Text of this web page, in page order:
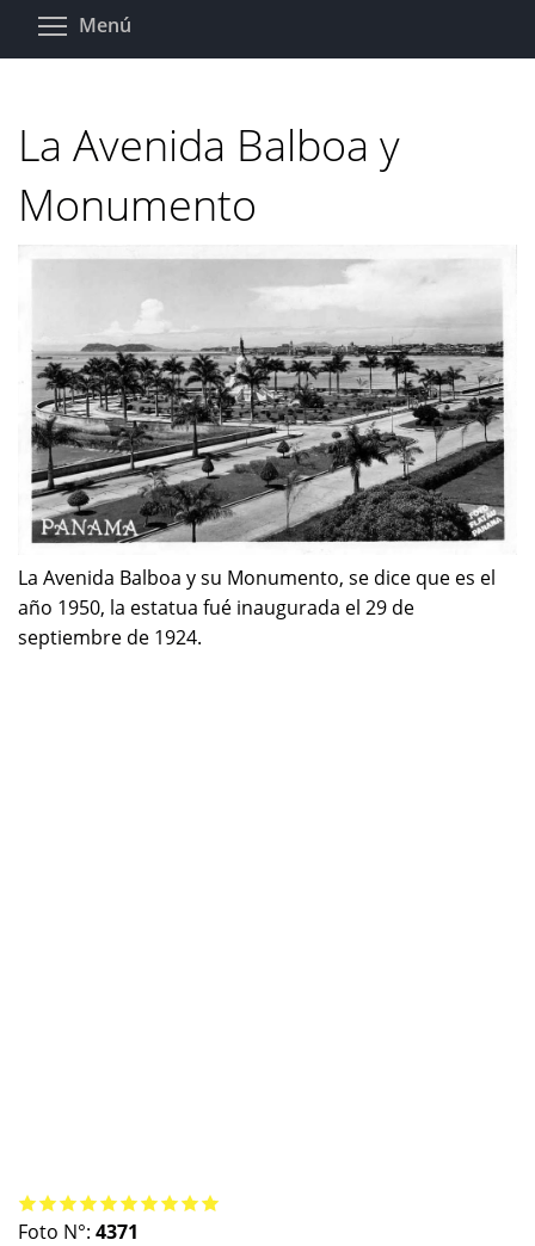
Pasar
Menú
La Avenida Balboa y
Monumento
La Avenida Balboa y su Monumento, se dice que es el
año 1950, la estatua fué inaugurada el 29 de
septiembre de 1924.
Foto N°: 4371